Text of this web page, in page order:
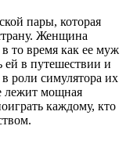
пары, которая
Женщина
то время как ее муж
ей в путешествии и
роли симулятора их
лежит мощная
каждому, кто